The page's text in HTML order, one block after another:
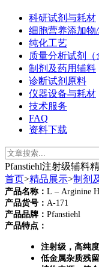
科研试剂与耗材
细胞营养添加物
纯化工艺
质量分析试剂（
制剂及药用辅料
诊断试剂原料
仪器设备与耗材
技术服务
FAQ
资料下载
Pfanstiehl注射级辅料
首页>精品展示>制剂
产品名称： L – Arginine
产品货号： A-171
产品品牌： Pfanstiehl
产品特点：
注射级，高纯
低金属杂质残